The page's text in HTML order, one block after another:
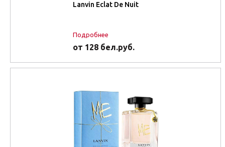
Lanvin Eclat De Nuit
Подробнее
от 128 бел.руб.